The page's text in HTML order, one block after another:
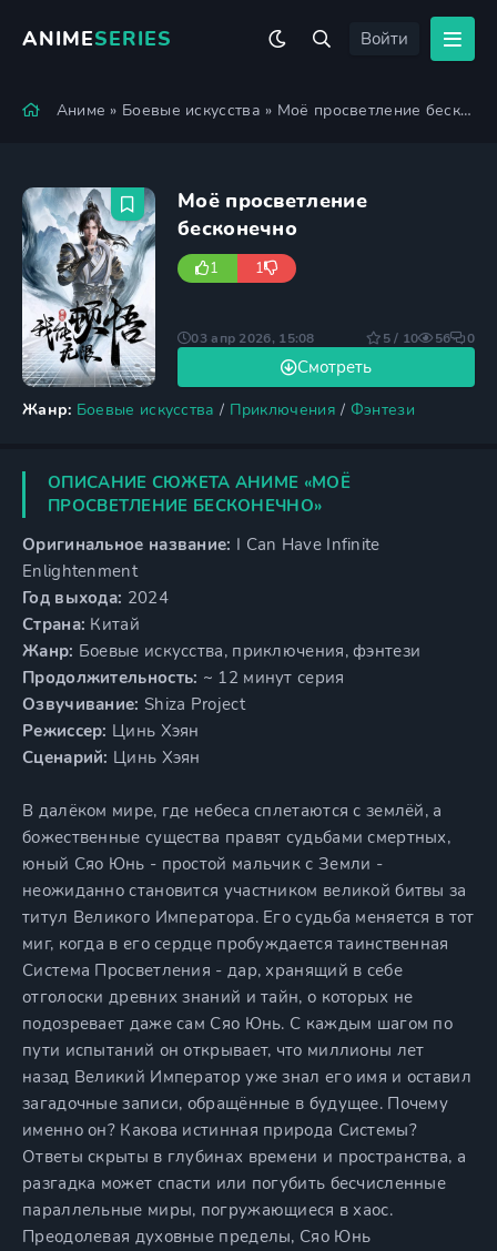
ANIMESERIES Войти
Аниме » Боевые искусства » Моё просветление бесконечно
Моё просветление
бесконечно
1 1
Жанр: Боевые искусства / Приключения / Фэнтези
Смотреть
03 апр 2026, 15:08 5 / 10 56 0
ОПИСАНИЕ СЮЖЕТА АНИМЕ «МОЁ
ПРОСВЕТЛЕНИЕ БЕСКОНЕЧНО»
Оригинальное название: I Can Have Infinite
Enlightenment
Год выхода: 2024
Страна: Китай
Жанр: Боевые искусства, приключения, фэнтези
Продолжительность: ~ 12 минут серия
Озвучивание: Shiza Project
Режиссер: Цинь Хэян
Сценарий: Цинь Хэян
В далёком мире, где небеса сплетаются с землёй, а
божественные существа правят судьбами смертных,
юный Сяо Юнь - простой мальчик с Земли -
неожиданно становится участником великой битвы за
титул Великого Императора. Его судьба меняется в тот
миг, когда в его сердце пробуждается таинственная
Система Просветления - дар, хранящий в себе
отголоски древних знаний и тайн, о которых не
подозревает даже сам Сяо Юнь. С каждым шагом по
пути испытаний он открывает, что миллионы лет
назад Великий Император уже знал его имя и оставил
загадочные записи, обращённые в будущее. Почему
именно он? Какова истинная природа Системы?
Ответы скрыты в глубинах времени и пространства, а
разгадка может спасти или погубить бесчисленные
параллельные миры, погружающиеся в хаос.
Преодолевая духовные пределы, Сяо Юнь